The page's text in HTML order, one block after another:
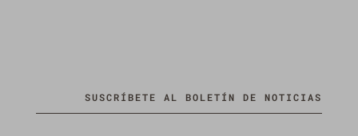
SUSCRÍBETE AL BOLETÍN DE NOTICIAS